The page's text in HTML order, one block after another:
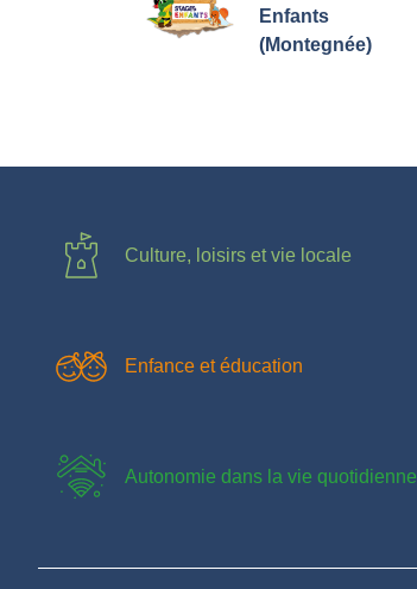
Enfants
(Montegnée)
Culture, loisirs et vie locale
Enfance et éducation
Autonomie dans la vie quotidienne